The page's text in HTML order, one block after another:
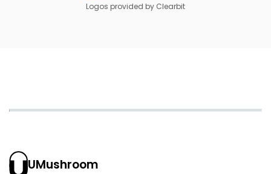
Logos provided by Clearbit
UMushroom